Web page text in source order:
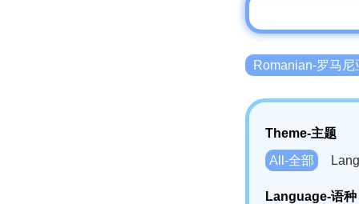
Romanian-罗马尼
Theme-主题
All-全部
Language-语种